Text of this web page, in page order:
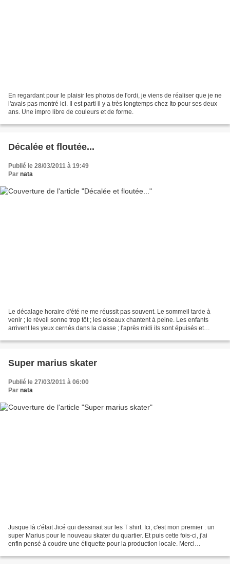
En regardant pour le plaisir les photos de l'ordi, je viens de réaliser que je ne
l'avais pas montré ici. Il est parti il y a très longtemps chez Ito pour ses deux
ans. Une impro libre de couleurs et de forme.
Décalée et floutée...
Publié le 28/03/2011 à 19:49
Par nata
Le décalage horaire d'été ne me réussit pas souvent. Le sommeil tarde à
venir ; le réveil sonne trop tôt ; les oiseaux chantent à peine. Les enfants
arrivent les yeux cernés dans la classe ; l'après midi ils sont épuisés et
Super marius skater
Publié le 27/03/2011 à 06:00
Par nata
Jusque là c'était Jicé qui dessinait sur les T shirt. Ici, c'est mon premier : un
super Marius pour le nouveau skater du quartier. Et puis cette fois-ci, j'ai
enfin pensé à coudre une étiquette pour la production locale. Merci